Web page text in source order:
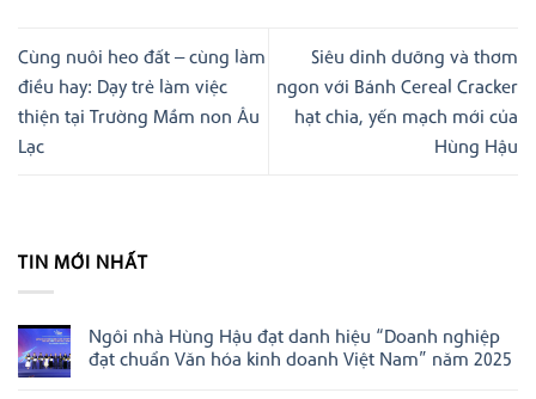
Cùng nuôi heo đất – cùng làm
điều hay: Dạy trẻ làm việc
thiện tại Trường Mầm non Âu
Lạc
Siêu dinh dưỡng và thơm
ngon với Bánh Cereal Cracker
hạt chia, yến mạch mới của
Hùng Hậu
TIN MỚI NHẤT
Ngôi nhà Hùng Hậu đạt danh hiệu “Doanh nghiệp
đạt chuẩn Văn hóa kinh doanh Việt Nam” năm 2025